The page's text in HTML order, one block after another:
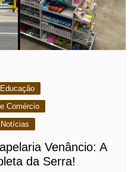
Comércio
Notícias
Venâncio: A
da Serra!